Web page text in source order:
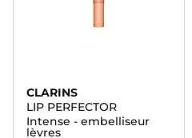
CLARINS
LIP PERFECTOR
Intense - embelliseur
lèvres